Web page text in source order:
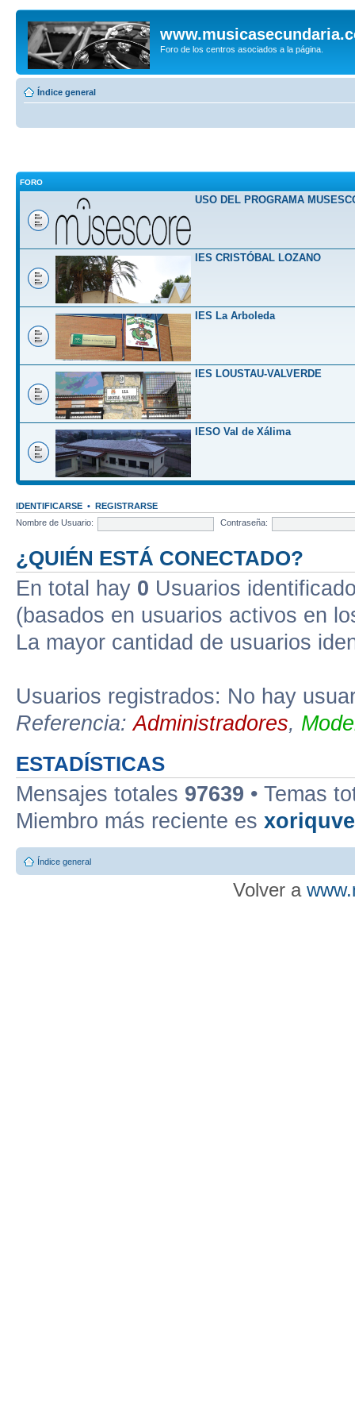
Foro de los centros asociados a la página.
Índice general
FORO
USO DEL PROGRAMA
IES CRISTÓBAL LOZANO
IES La Arboleda
IES LOUSTAU-VALVERDE
IESO Val de Xálima
IDENTIFICARSE • REGISTRARSE
Nombre de Usuario:
Contraseña:
¿QUIÉN ESTÁ CONECTADO?
En total hay 0 Usuarios
(basados en usuarios activos en
La mayor cantidad de usuarios
Usuarios registrados: No hay
Referencia:Administradores,
ESTADÍSTICAS
Mensajes totales 97639 • Temas
Miembro más reciente es
Índice general
Volver a